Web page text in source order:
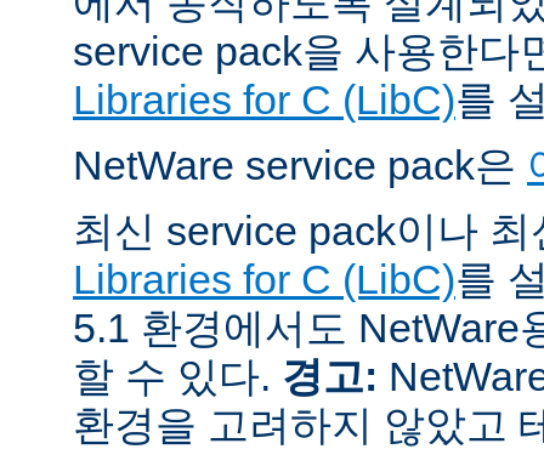
service pack을 사용한다
Libraries for C (LibC)를
NetWare service pack은
최신 service pack이나
Libraries for C (LibC)를
5.1 환경에서도 NetWare
할 수 있다. 경고:
환경을 고려하지 않았고